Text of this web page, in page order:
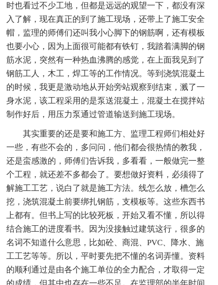
时也看过不少工地，但都是远远的观望一下，都没有深
入了解，现在真正的到了施工现场，还带上了施工安全
帽，监理的师傅们还叫我小心脚下的钢筋啊，还有模板
也要小心，因为上面很可能都有铁钉，我踏着满脚的钢
筋水泥，突然有一种热血沸腾的感觉，在上面我见到了
钢筋工人，木工，焊工等的工作情况。等到浇筑混凝土
的时候，我更是激动地从开始旁站观察到结束，溅了一
身水泥，该工程采用的是泵送混凝土，混凝土在搅拌站
制作好后，用压力泵通过管道输送到施工现场。
其实重要的还是要和施工方、监理工程师们相处好
一些，有些不会的，多问问，他们都会很热情的教我，
还是蛮感激的，师傅们告诉我，多看看，一般做完一整
个工程，就还差不多都会了。要想做好资料，必须得了
解施工工艺，说白了就是施工方法。线怎么放，槽怎么
挖，浇筑混凝土前要绑扎钢筋，支模板等。这些东西书
上都有。但书上写的比较死板，开始又看不懂，所以得
结合施工的进度看书。因为没接触过建筑这行，很多的
名词不知道什么意思，比如砼、商混、PVC、降水、施
工工艺等等。所以，平时要先把不懂的名词弄懂。资料
的顺利通过是由各个施工单位的全力配合，才取得一定